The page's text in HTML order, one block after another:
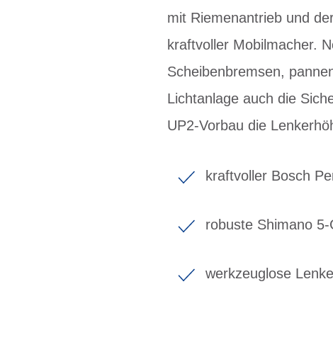
mit Riemenantrieb und
kraftvoller Mobilmacher.
Scheibenbremsen,
Lichtanlage auch die
UP2-Vorbau die
kraftvoller Bosch
robuste Shimano
werkzeuglose